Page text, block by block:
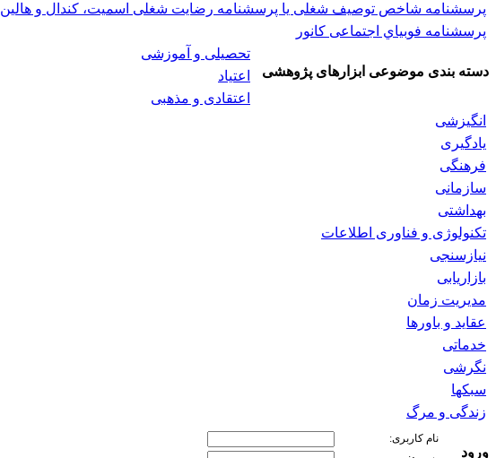
پرسشنامه شاخص توصیف شغلی یا پرسشنامه رضایت شغلی اسميت، كندال و هالين
پرسشنامه فوبياي اجتماعی کانور
دسته بندی موضوعی ابزارهای پژوهشی
تحصیلی و آموزشی
اعتیاد
اعتقادی و مذهبی
انگیزشی
یادگیری
فرهنگی
سازمانی
بهداشتی
تکنولوژی و فناوری اطلاعات
نیازسنجی
بازاریابی
مدیریت زمان
عقاید و باورها
خدماتی
نگرشی
سبکها
زندگی و مرگ
ورود
نام کاربری: